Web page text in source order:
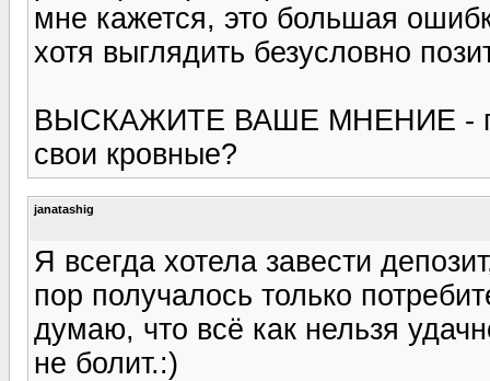
мне кажется, это большая
хотя выглядить безусловно
ВЫСКАЖИТЕ ВАШЕ МНЕНИЕ -
свои кровные?
janatashig
Я всегда хотела завести
пор получалось только
думаю, что всё как нельзя
не болит.:)